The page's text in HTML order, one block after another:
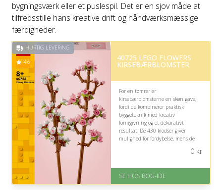
bygningsværk eller et puslespil. Det er en sjov måde at
tilfredsstille hans kreative drift og håndværksmæssige
færdigheder.
HURTIG LEVERING
4.6 40725 LEGO FLOWERS
KIRSEBÆRBLOMSTER
For en tømrer er
kirsebærblomsterne en skøn gave,
fordi de kombinerer praktisk
byggeteknik med kreativ
formgivning og et dekorativt
resultat. De 430 klodser giver
mulighed for fordybelse, mens de
På lager
Levering: 1-3 hverdage -
0kr
SE HOS BOG-IDE